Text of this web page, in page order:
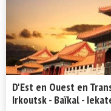
D'Est en Ouest en
Irkoutsk - Baïkal -